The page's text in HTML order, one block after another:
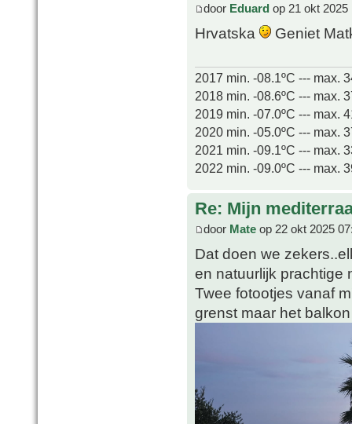
door Eduard op 21 okt 2025
Hrvatska Geniet
2017 min. -08.1ºC --- max.
2018 min. -08.6ºC --- max.
2019 min. -07.0ºC --- max.
2020 min. -05.0ºC --- max.
2021 min. -09.1ºC --- max.
2022 min. -09.0ºC --- max.
Re: Mijn
door Mate op 22 okt 2025
Dat doen we
en natuurlijk prachtige
Twee fotootjes vanaf
grenst maar het